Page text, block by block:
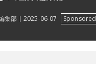
集部 2025-06-07 Sponsored